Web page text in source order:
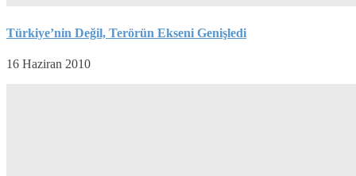
Türkiye’nin Değil, Terörün Ekseni Genişledi
16 Haziran 2010